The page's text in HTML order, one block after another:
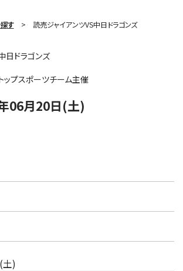
す 読売ジャイアンツVS中日ドラゴンズ
日ドラゴンズ
ップスポーツチーム主催
06月20日(土)
)